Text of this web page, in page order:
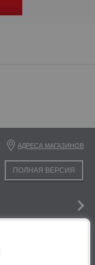
АДРЕСА МАГАЗИНОВ
ПОЛНАЯ ВЕРСИЯ